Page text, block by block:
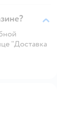
"Доставка